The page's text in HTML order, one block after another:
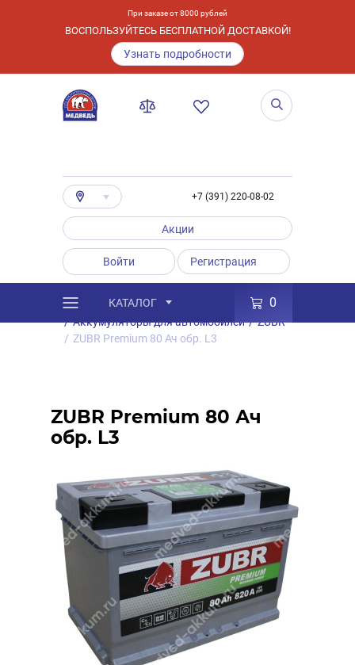
При заказе от 8000 рублей
ВОСПОЛЬЗУЙТЕСЬ БЕСПЛАТНОЙ ДОСТАВКОЙ!
Узнать подробности
+7 (391) 220-08-02
Акции
Войти Регистрация
КАТАЛОГ 0
Каталог / Товары
Аккумуляторы
/ Аккумуляторы для автомобилей / ZUBR
/ ZUBR Premium 80 Ач обр. L3
ZUBR Premium 80 Ач
обр. L3